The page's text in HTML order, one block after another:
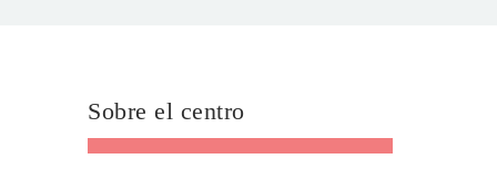
Sobre el centro